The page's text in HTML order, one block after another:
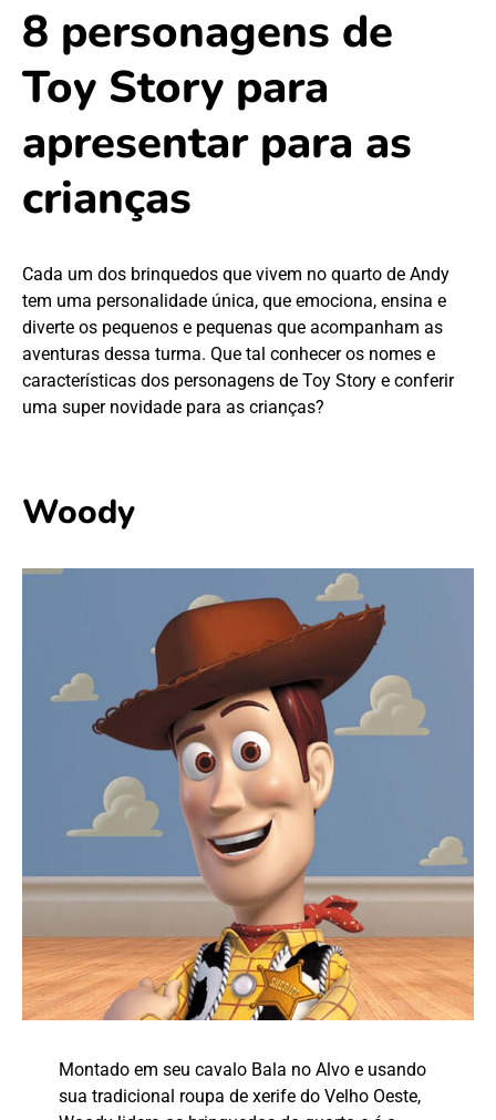
8 personagens de
Toy Story para
apresentar para as
crianças
Cada um dos brinquedos que vivem no quarto de Andy
tem uma personalidade única, que emociona, ensina e
diverte os pequenos e pequenas que acompanham as
aventuras dessa turma. Que tal conhecer os nomes e
características dos personagens de Toy Story e conferir
uma super novidade para as crianças?
Woody
Montado em seu cavalo Bala no Alvo e usando
sua tradicional roupa de xerife do Velho Oeste,